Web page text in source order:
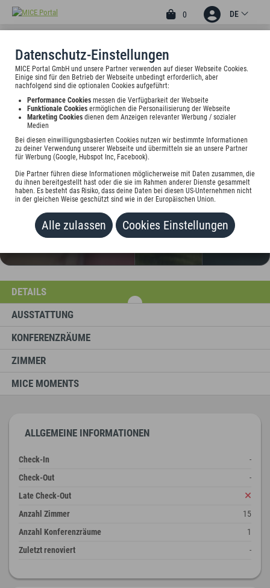
Datenschutz-Einstellungen
MICE Portal GmbH und unsere Partner verwenden auf dieser Webseite Cookies.
Einige sind für den Betrieb der Webseite unbedingt erforderlich, aber
nachfolgend sind die optionalen Cookies aufgeführt:
Performance Cookies messen die Verfügbarkeit der Webseite
Funktionale Cookies ermöglichen die Personailisierung der Webseite
Marketing Cookies dienen dem Anzeigen relevanter Werbung / sozialer
Medien
Bei diesen einwilligungsbasierten Cookies nutzen wir bestimmte Informationen
zu deiner Verwendung unserer Webseite und übermitteln sie an unsere Partner
für Werbung (Google, Hubspot Inc, Facebook).
Die Partner führen diese Informationen möglicherweise mit Daten zusammen, die
du ihnen bereitgestellt hast oder die sie im Rahmen anderer Dienste gesammelt
haben. Es besteht das Risiko, dass deine Daten bei diesen US-Unternehmen nicht
in der gleichen Weise geschützt sind wie in der Europäischen Union.
Alle zulassen Cookies Einstellungen
0 DE
1
HOTEL RESTAURANT
FORSTHAUS AM SEE
Forsthaus am See 1, 17258 Feldberger Seenlandschaft,
Deutschland
HINZUFÜGEN
DETAILS
AUSSTATTUNG
KONFERENZRÄUME
ZIMMER
MICE MOMENTS
ALLGEMEINE INFORMATIONEN
Check-In
-
Check-Out
-
Late Check-Out
Anzahl Zimmer
15
Anzahl Konferenzräume
1
Zuletzt renoviert
-